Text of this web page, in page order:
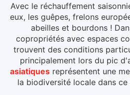
Avec le réchauffement
eux, les guêpes, frelons
abeilles et bourdons !
copropriétés avec espaces
trouvent des conditions
principalement lors du pic
asiatiques représentent une
la biodiversité locale dans ce